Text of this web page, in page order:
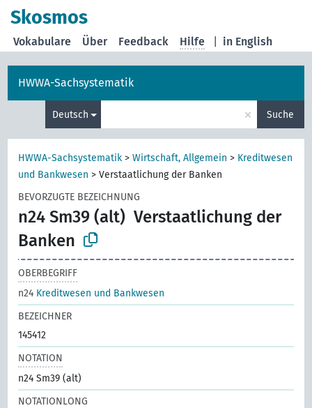
Skosmos
in English
Vokabulare Über Feedback Hilfe
HWWA-Sachsystematik
Deutsch × Suche
HWWA-Sachsystematik >Wirtschaft, Allgemein > Kreditwesen
und Bankwesen >Verstaatlichung der Banken
BEVORZUGTE BEZEICHNUNG
n24 Sm39 (alt) Verstaatlichung der
Banken
OBERBEGRIFF
n24 Kreditwesen und Bankwesen
BEZEICHNER
145412
NOTATION
n24 Sm39 (alt)
NOTATIONLONG